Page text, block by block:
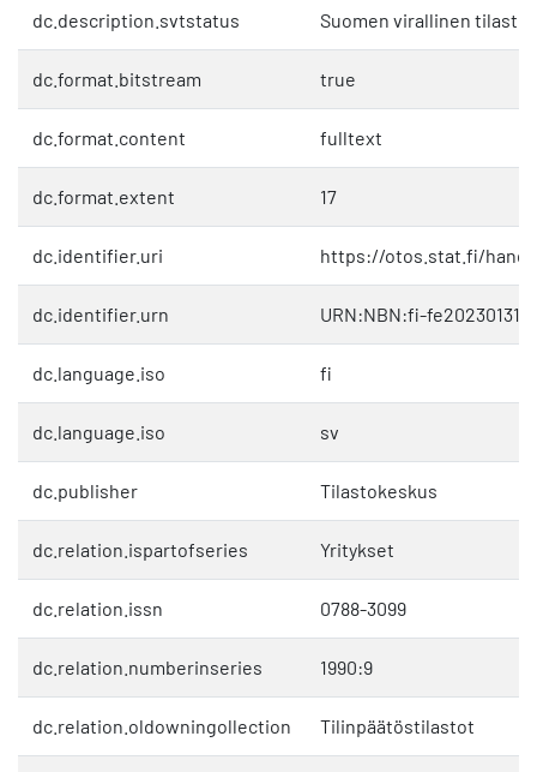
dc.description.svtstatus Suomen virallinen tilasto
dc.format.bitstream true
dc.format.content fulltext
dc.format.extent 17
dc.identifier.uri https://otos.stat.fi/
dc.identifier.urn URN:NBN:fi-
dc.language.iso fi
dc.language.iso sv
dc.publisher Tilastokeskus
dc.relation.ispartofseries Yritykset
dc.relation.issn 0788-3099
dc.relation.numberinseries 1990:9
dc.relation.oldowningollection Tilinpäätöstilastot